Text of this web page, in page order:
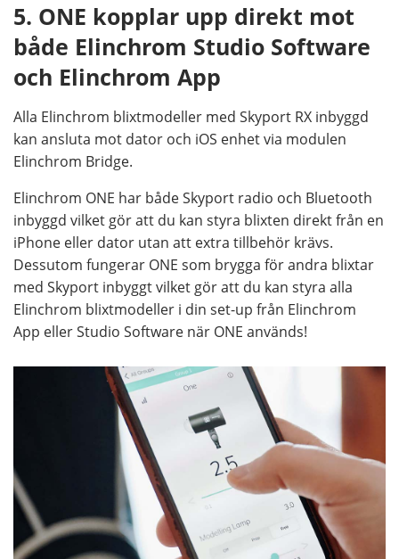
5. ONE kopplar upp direkt mot
både Elinchrom Studio Software
och Elinchrom App
Alla Elinchrom blixtmodeller med Skyport RX inbyggd
kan ansluta mot dator och iOS enhet via modulen
Elinchrom Bridge.
Elinchrom ONE har både Skyport radio och Bluetooth
inbyggd vilket gör att du kan styra blixten direkt från en
iPhone eller dator utan att extra tillbehör krävs.
Dessutom fungerar ONE som brygga för andra blixtar
med Skyport inbyggt vilket gör att du kan styra alla
Elinchrom blixtmodeller i din set-up från Elinchrom
App eller Studio Software när ONE används!